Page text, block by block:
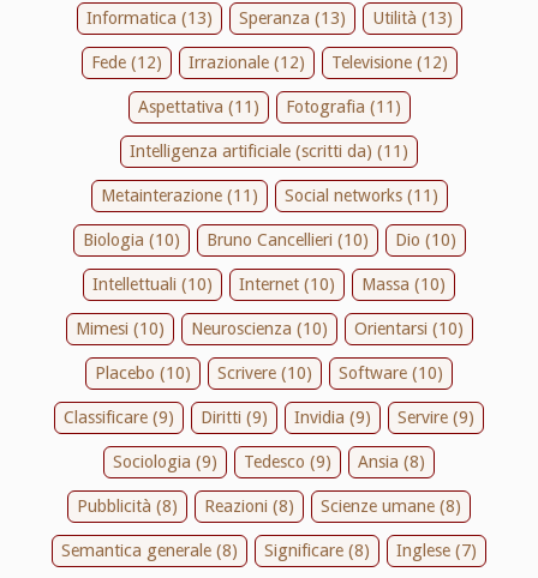
Informatica (13) Speranza (13) Utilità (13)
Fede (12) Irrazionale (12) Televisione (12)
Aspettativa (11) Fotografia (11)
Intelligenza artificiale (scritti da) (11)
Metainterazione (11) Social networks (11)
Biologia (10) Bruno Cancellieri (10) Dio (10)
Intellettuali (10) Internet (10) Massa (10)
Mimesi (10) Neuroscienza (10) Orientarsi (10)
Placebo (10) Scrivere (10) Software (10)
Classificare (9) Diritti (9) Invidia (9) Servire (9)
Sociologia (9) Tedesco (9) Ansia (8)
Pubblicità (8) Reazioni (8) Scienze umane (8)
Semantica generale (8) Significare (8) Inglese (7)